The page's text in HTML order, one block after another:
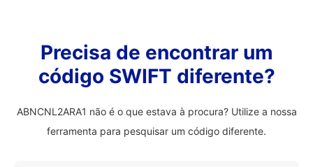
Precisa de encontrar um
código SWIFT diferente?
ABNCNL2ARA1 não é o que estava à procura? Utilize a nossa
ferramenta para pesquisar um código diferente.